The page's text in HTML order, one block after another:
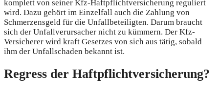
komplett von seiner Kfz-Haftpflichtversicherung reguliert
wird. Dazu gehört im Einzelfall auch die Zahlung von
Schmerzensgeld für die Unfallbeteiligten. Darum braucht
sich der Unfallverursacher nicht zu kümmern. Der Kfz-
Versicherer wird kraft Gesetzes von sich aus tätig, sobald
ihm der Unfallschaden bekannt ist.
Regress der Haftpflichtversicherung?